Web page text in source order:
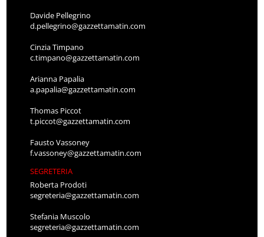
Davide Pellegrino
d.pellegrino@gazzettamatin.com
Cinzia Timpano
c.timpano@gazzettamatin.com
Arianna Papalia
a.papalia@gazzettamatin.com
Thomas Piccot
t.piccot@gazzettamatin.com
Fausto Vassoney
f.vassoney@gazzettamatin.com
SEGRETERIA
Roberta Prodoti
segreteria@gazzettamatin.com
Stefania Muscolo
segreteria@gazzettamatin.com